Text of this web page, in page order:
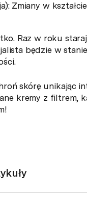
Zmiany w
Raz w roku
będzie w
skórę unikając
kremy z filtrem,